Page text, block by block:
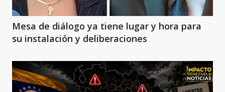
Mesa de diálogo ya tiene lugar y hora para
su instalación y deliberaciones